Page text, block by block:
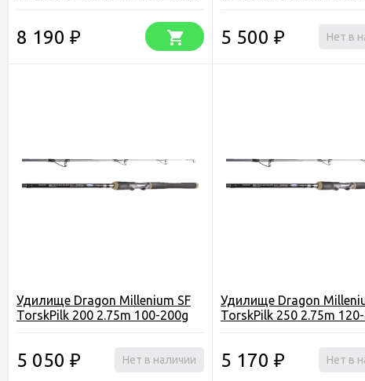
8 190 ₽ 5 500 ₽ Нет в
Удилище Dragon Millenium SF
TorskPilk 200 2.75m 100-200g
5 050 ₽ Нет в наличии
Удилище Dragon
TorskPilk 250 2.75m
5 170 ₽ Нет в